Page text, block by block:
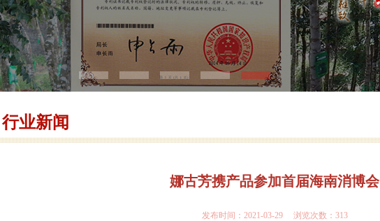
行业新闻
娜古芳携产品参加首届海南消博会
发布时间：2021-03-29 浏览次数： 313